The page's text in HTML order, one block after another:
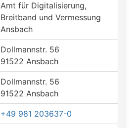
Amt für Digitalisierung,
Breitband und Vermessung
Ansbach
Dollmannstr. 56
91522 Ansbach
Dollmannstr. 56
91522 Ansbach
+49 981 203637-0